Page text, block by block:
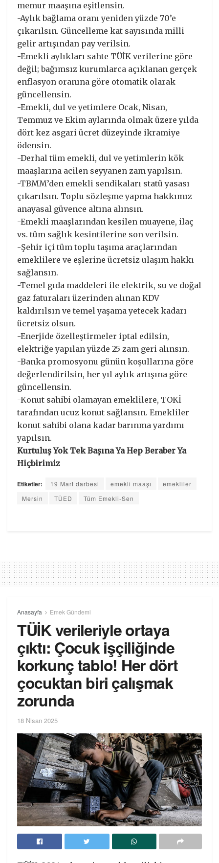
memur maaşına eşitlensin.
-Aylık bağlama oranı yeniden yüzde 70’e
çıkarılsın. Güncelleme kat sayısında milli
gelir artışından pay verilsin.
-Emekli aylıkları sahte TÜİK verilerine göre
değil; bağımsız kurumlarca açıklanan gerçek
enflasyon oranına göre otomatik olarak
güncellensin.
-Emekli, dul ve yetimlere Ocak, Nisan,
Temmuz ve Ekim aylarında olmak üzere yılda
dört kez asgari ücret düzeyinde ikramiye
ödensin.
-Derhal tüm emekli, dul ve yetimlerin kök
maaşlarına acilen seyyanen zam yapılsın.
-TBMM’den emekli sendikaları statü yasası
çıkarılsın. Toplu sözleşme yapma hakkımız
anayasal güvence altına alınsın.
-Emekli maaşlarından kesilen muayene, ilaç
vs. tüm sağlık kesintilerine son verilsin.
-Şehir içi tüm toplu taşıma araçlarından
emeklilere ve eşlerine ücretsiz ulaşım hakkı
sağlansın.
-Temel gıda maddeleri ile elektrik, su ve doğal
gaz faturaları üzerinden alınan KDV
kaldırılsın ve temel yaşama yetecek kadarı
ücretsiz olsun.
-Enerjide özelleştirmeler iptal edilsin,
elektriğe yapılan yüzde 25 zam geri alınsın.
-Banka promosyonu günün koşullarına göre
değerlendirilsin, her yıl aylık artışına göre
güncellensin.
-Konut sahibi olamayan emeklilere, TOKİ
tarafından ucuz konut sağlansın. Emekliler
konut sahibi olana kadar barınma yardımı
yapılsın.
Kurtuluş Yok Tek Başına Ya Hep Beraber Ya
Hiçbirimiz
Etiketler: 19 Mart darbesi emekli maaşı
emekliler
Mersin
TÜED Tüm Emekli-Sen
Anasayfa Emek Gündemi
TÜİK verileriyle ortaya
çıktı: Çocuk işçiliğinde
korkunç tablo! Her dört
çocuktan biri çalışmak
zorunda
18 Nisan 2025